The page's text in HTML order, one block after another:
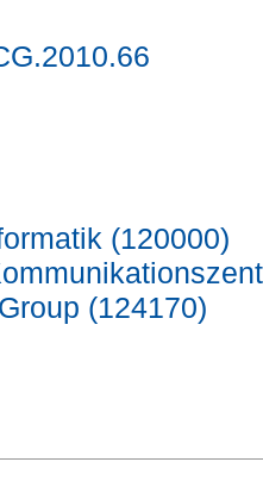
(120000)
(124170)